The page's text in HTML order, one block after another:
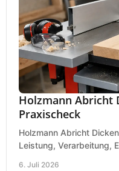
Holzmann Abricht
Praxischeck
Holzmann Abricht
Leistung, Verarbeitung,
6. Juli 2026